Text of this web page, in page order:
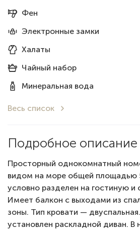
Фен
Электронные замки
Халаты
Чайный набор
Минеральная вода
Весь список
Подробное
Просторный однокомнатный
видом на море общей площадью
условно разделен на гостиную и
Имеет балкон с выходами из
зоны. Тип кровати —
установлен раскладной диван. В